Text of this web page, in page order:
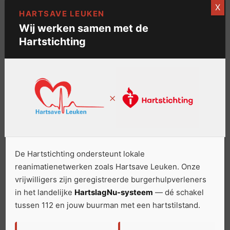
De app vraagt of je beschikbaar bent. Kun je
gaan? Dan ben je er binnen enkele minuten.
Kun je niet? Dan gaat een andere vrijwilliger.
Jij bepaalt zelf wanneer je beschikbaar bent
— geen verplichtingen, geen roosters.
Veelgestelde vragen
We snappen dat je vragen hebt. Hier zijn de
meest gestelde.
HARTSAVE LEUKEN
Wij werken samen met de
Hartstichting
×
De Hartstichting ondersteunt lokale
reanimatienetwerken zoals Hartsave Leuken. Onze
vrijwilligers zijn geregistreerde burgerhulpverleners
in het landelijke HartslagNu-systeem — dé schakel
tussen 112 en jouw buurman met een hartstilstand.
X